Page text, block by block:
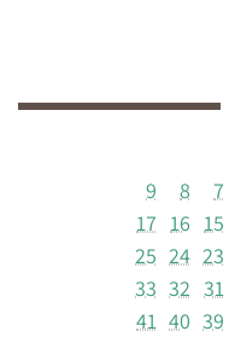
7
8
9
15
16
17
23
24
25
31
32
33
39
40
41